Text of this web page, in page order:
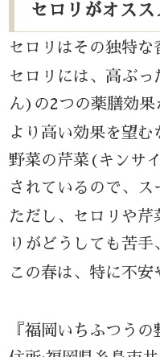
セロリがオスス
セロリはその独特
セロリには、高ぶ
ん) の2つの薬膳効
より高い効果を望
野菜の芹菜 ( キンサ
されているので、
ただし、セロリや
りがどうしても苦
この春は、特に不
『福岡いちふつうの